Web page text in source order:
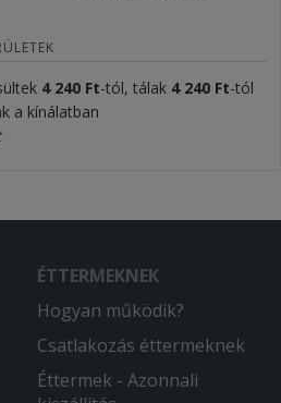
4 240 Ft-tól, tálak 4 240 Ft-tól
a kínálatban
ÉTTERMEKNEK
Hogyan működik?
Csatlakozás éttermeknek
Éttermek - Azonnali